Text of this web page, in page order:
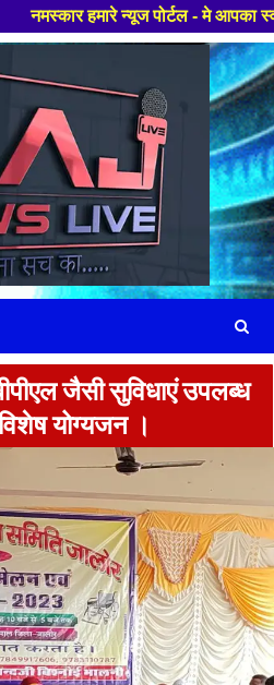
न्यूज पोर्टल - मे आपका स्वागत हैं ,यहाँ
जैसी सुविधाएं उपलब्ध
योग्यजन ।